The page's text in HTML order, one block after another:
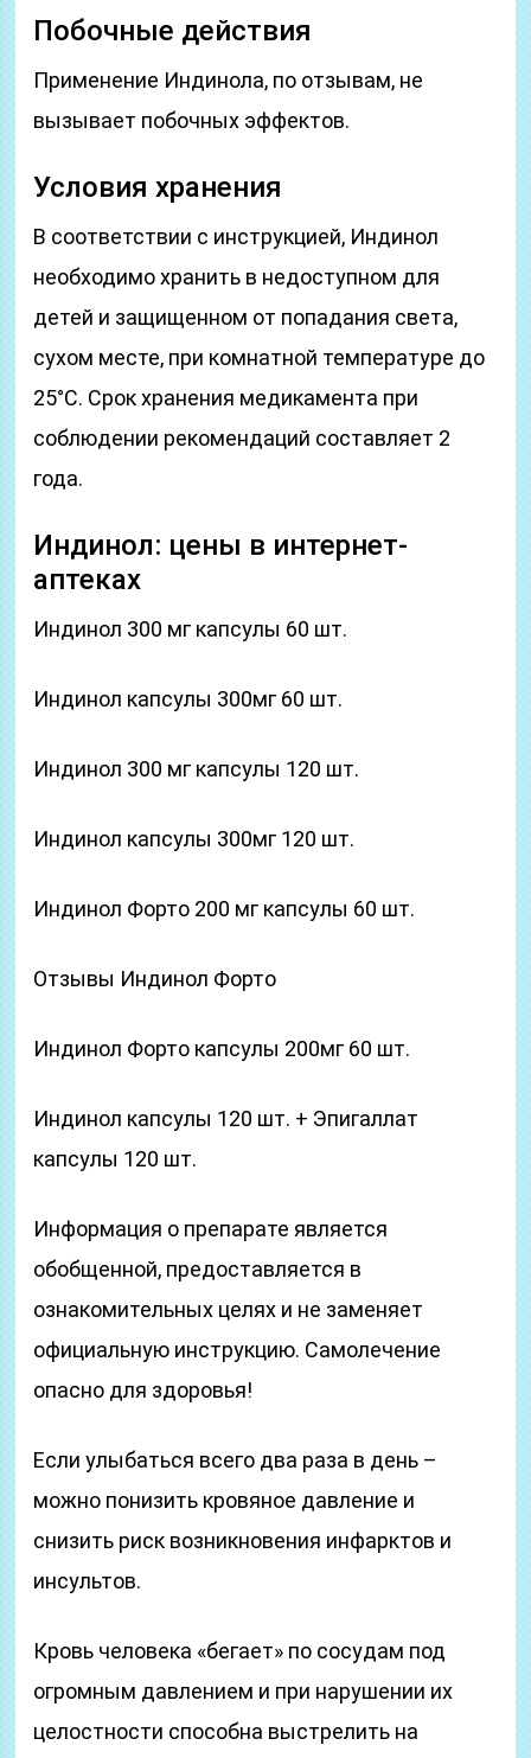
Побочные действия
Применение Индинола, по отзывам, не
вызывает побочных эффектов.
Условия хранения
В соответствии с инструкцией, Индинол
необходимо хранить в недоступном для
детей и защищенном от попадания света,
сухом месте, при комнатной температуре до
25°C. Срок хранения медикамента при
соблюдении рекомендаций составляет 2
года.
Индинол: цены в интернет-
аптеках
Индинол 300 мг капсулы 60 шт.
Индинол капсулы 300мг 60 шт.
Индинол 300 мг капсулы 120 шт.
Индинол капсулы 300мг 120 шт.
Индинол Форто 200 мг капсулы 60 шт.
Отзывы Индинол Форто
Индинол Форто капсулы 200мг 60 шт.
Индинол капсулы 120 шт. + Эпигаллат
капсулы 120 шт.
Информация о препарате является
обобщенной, предоставляется в
ознакомительных целях и не заменяет
официальную инструкцию. Самолечение
опасно для здоровья!
Если улыбаться всего два раза в день –
можно понизить кровяное давление и
снизить риск возникновения инфарктов и
инсультов.
Кровь человека «бегает» по сосудам под
огромным давлением и при нарушении их
целостности способна выстрелить на